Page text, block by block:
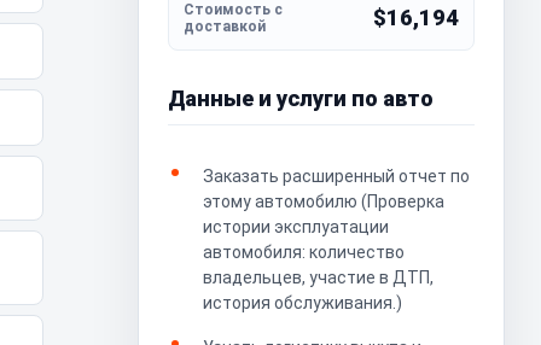
$16,194
Данные и услуги по авто
Заказать расширенный отчет по
этому автомобилю (Проверка
истории эксплуатации
автомобиля: количество
владельцев, участие в ДТП,
история обслуживания.)